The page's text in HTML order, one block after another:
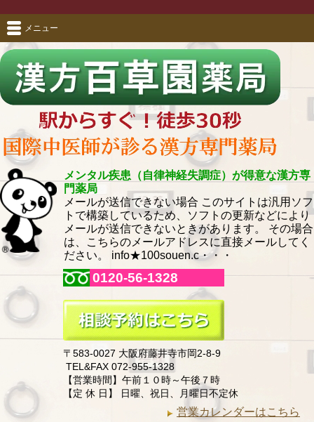
メンタル疾患（自律神経失調症）が得意な漢方専
門薬局
メールが送信できない場合 このサイトは汎用ソフ
トで構築しているため、ソフトの更新などにより
メールが送信できないときがあります。 その場合
は、こちらのメールアドレスに直接メールしてく
ださい。 info★100souen.c・・・
0120-56-1328
〒583-0027 大阪府藤井寺市岡2-8-9
TEL&FAX 072-955-1328
【営業時間】午前１０時～午後７時
【定 休 日】 日曜、祝日、月曜日不定休
営業カレンダーはこちら
メニュー